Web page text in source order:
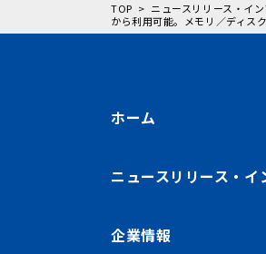
TOP ニュースリリース・イ
から利用可能。メモリ／ディス
ホーム
ニュースリリース・
企業情報